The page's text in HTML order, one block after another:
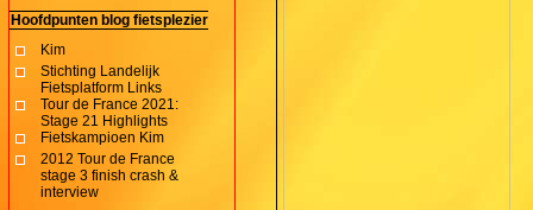
Hoofdpunten blog fietsplezier
Kim
Stichting Landelijk
Fietsplatform Links
Tour de France 2021:
Stage 21 Highlights
Fietskampioen Kim
2012 Tour de France
stage 3 finish crash &
interview